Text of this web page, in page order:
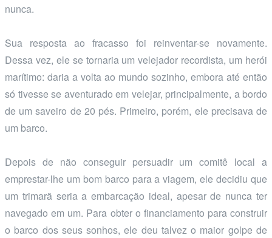
nunca.
Sua resposta ao fracasso foi reinventar-se novamente.
Dessa vez, ele se tornaria um velejador recordista, um herói
marítimo: daria a volta ao mundo sozinho, embora até então
só tivesse se aventurado em velejar, principalmente, a bordo
de um saveiro de 20 pés. Primeiro, porém, ele precisava de
um barco.
Depois de não conseguir persuadir um comitê local a
emprestar-lhe um bom barco para a viagem, ele decidiu que
um trimarã seria a embarcação ideal, apesar de nunca ter
navegado em um. Para obter o financiamento para construir
o barco dos seus sonhos, ele deu talvez o maior golpe de